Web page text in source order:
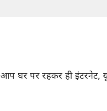
घर पर रहकर ही इंटरनेट,